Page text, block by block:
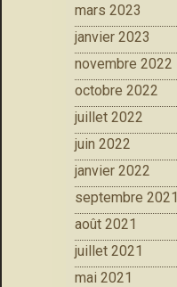
mars 2023
janvier 2023
novembre 2022
octobre 2022
juillet 2022
juin 2022
janvier 2022
septembre 2021
août 2021
juillet 2021
mai 2021